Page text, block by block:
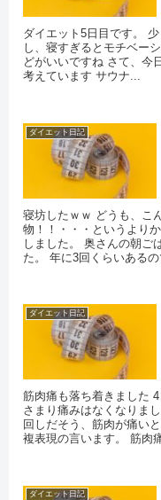
ダイエット5日目です。
し、寝すぎるとモチベー
どがいいですね さて、今
考えています サウナ...
ダイエット日記
寝坊したｗｗ どうも、こ
物！！・・・というより
しました。 奥さんの朝ご
た。 年に3回くらいあるの
ダイエット日記
筋肉痛も落ち着きました
さまり痛みはなくなりま
回しだそう、筋肉が痛い
複表現の言います。 筋肉
ダイエット日記